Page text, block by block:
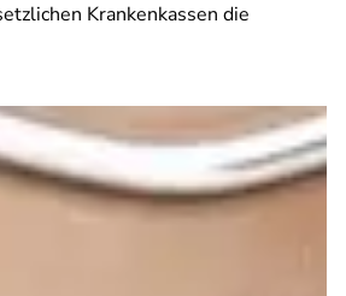
Krankenkassen die